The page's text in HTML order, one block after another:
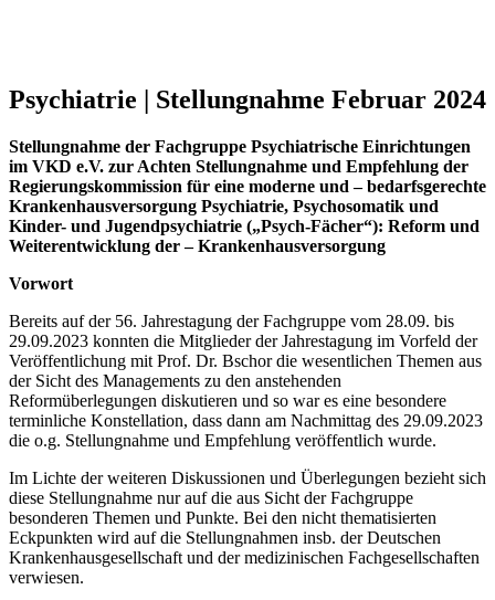
Psychiatrie | Stellungnahme Februar 2024
Stellungnahme der Fachgruppe Psychiatrische Einrichtungen
im VKD e.V. zur Achten Stellungnahme und Empfehlung der
Regierungskommission für eine moderne und – bedarfsgerechte
Krankenhausversorgung Psychiatrie, Psychosomatik und
Kinder- und Jugendpsychiatrie („Psych-Fächer“): Reform und
Weiterentwicklung der – Krankenhausversorgung
Vorwort
Bereits auf der 56. Jahrestagung der Fachgruppe vom 28.09. bis
29.09.2023 konnten die Mitglieder der Jahrestagung im Vorfeld der
Veröffentlichung mit Prof. Dr. Bschor die wesentlichen Themen aus
der Sicht des Managements zu den anstehenden
Reformüberlegungen diskutieren und so war es eine besondere
terminliche Konstellation, dass dann am Nachmittag des 29.09.2023
die o.g. Stellungnahme und Empfehlung veröffentlich wurde.
Im Lichte der weiteren Diskussionen und Überlegungen bezieht sich
diese Stellungnahme nur auf die aus Sicht der Fachgruppe
besonderen Themen und Punkte. Bei den nicht thematisierten
Eckpunkten wird auf die Stellungnahmen insb. der Deutschen
Krankenhausgesellschaft und der medizinischen Fachgesellschaften
verwiesen.